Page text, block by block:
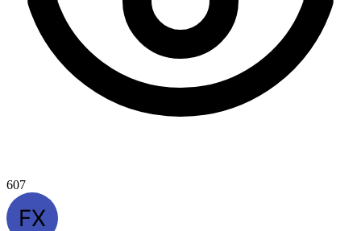
607